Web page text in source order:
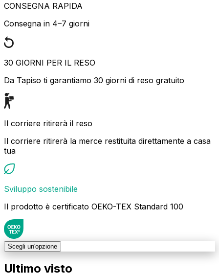
CONSEGNA RAPIDA
Consegna in 4–7 giorni
30 GIORNI PER IL RESO
Da Tapiso ti garantiamo 30 giorni di reso gratuito
Il corriere ritirerà il reso
Il corriere ritirerà la merce restituita direttamente a casa
tua
Sviluppo sostenibile
Il prodotto è certificato OEKO-TEX Standard 100
Scegli un'opzione
Ultimo visto